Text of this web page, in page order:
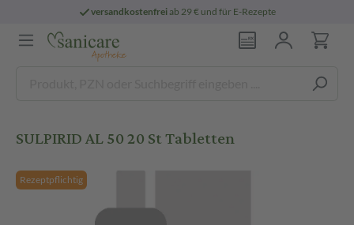
versandkostenfreiab 29 € und für E-Rezepte
SULPIRID AL 50 20 St Tabletten
Rezeptpflichtig